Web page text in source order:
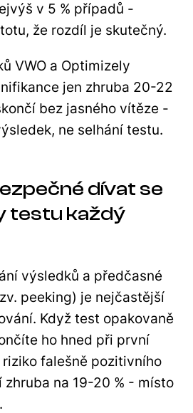
v 5 % případů -
že rozdíl je skutečný.
VWO a Optimizely
jen zhruba 20-22
bez jasného vítěze -
ne selhání testu.
dívat se
testu každý
výsledků a předčasné
peeking) je nejčastější
Když test opakovaně
ho hned při první
riziko falešně pozitivního
na 19-20 % - místo